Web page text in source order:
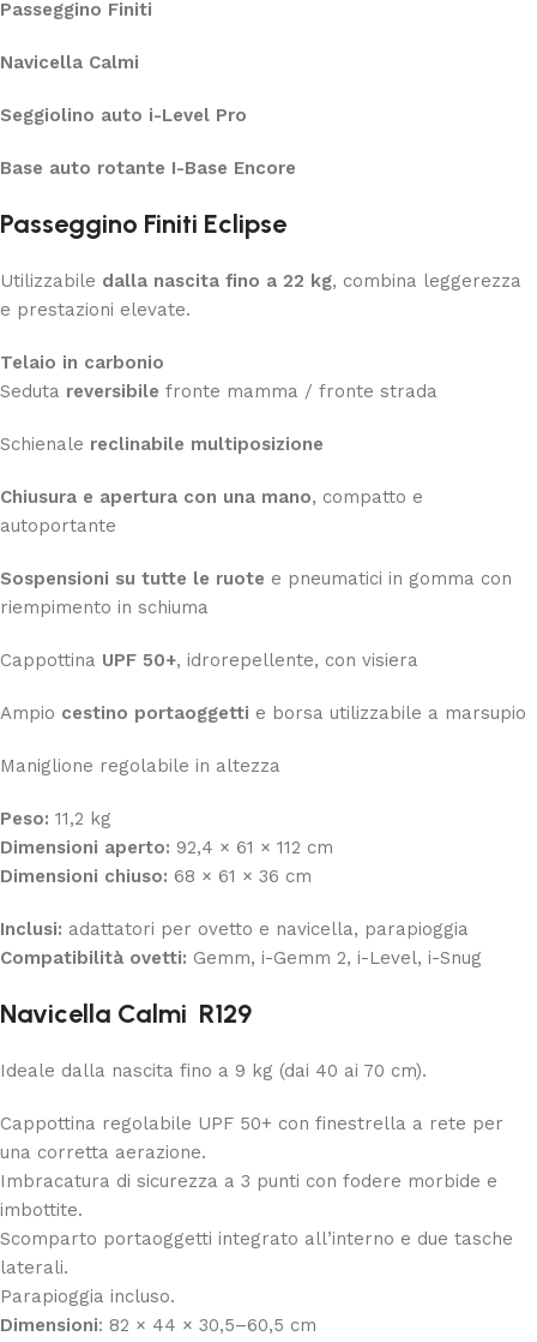
Passeggino Finiti
Navicella Calmi
Seggiolino auto i-Level Pro
Base auto rotante I-Base Encore
Passeggino Finiti Eclipse
Utilizzabile dalla nascita fino a 22 kg, combina leggerezza
e prestazioni elevate.
Telaio in carbonio
Seduta reversibile fronte mamma / fronte strada
Schienale reclinabile multiposizione
Chiusura e apertura con una mano, compatto e
autoportante
Sospensioni su tutte le ruote e pneumatici in gomma con
riempimento in schiuma
Cappottina UPF 50+, idrorepellente, con visiera
Ampio cestino portaoggetti e borsa utilizzabile a marsupio
Maniglione regolabile in altezza
Peso: 11,2 kg
Dimensioni aperto: 92,4 × 61 × 112 cm
Dimensioni chiuso: 68 × 61 × 36 cm
Inclusi: adattatori per ovetto e navicella, parapioggia
Compatibilità ovetti: Gemm, i-Gemm 2, i-Level, i-Snug
Navicella Calmi R129
Ideale dalla nascita fino a 9 kg (dai 40 ai 70 cm).
Cappottina regolabile UPF 50+ con finestrella a rete per
una corretta aerazione.
Imbracatura di sicurezza a 3 punti con fodere morbide e
imbottite.
Scomparto portaoggetti integrato all’interno e due tasche
laterali.
Parapioggia incluso.
Dimensioni: 82 × 44 × 30,5–60,5 cm